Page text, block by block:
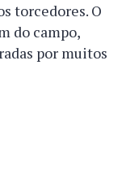
torcedores. O
do campo,
por muitos